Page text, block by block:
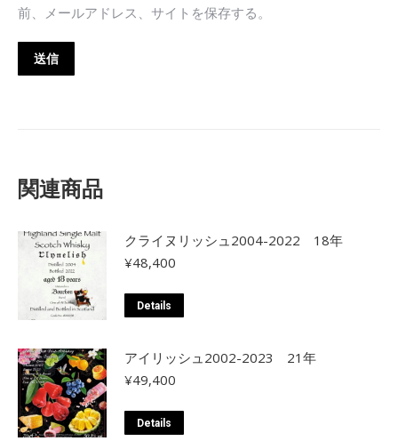
前、メールアドレス、サイトを保存する。
関連商品
クライヌリッシュ2004-2022 18年
¥48,400
Details
アイリッシュ2002-2023 21年
¥49,400
Details